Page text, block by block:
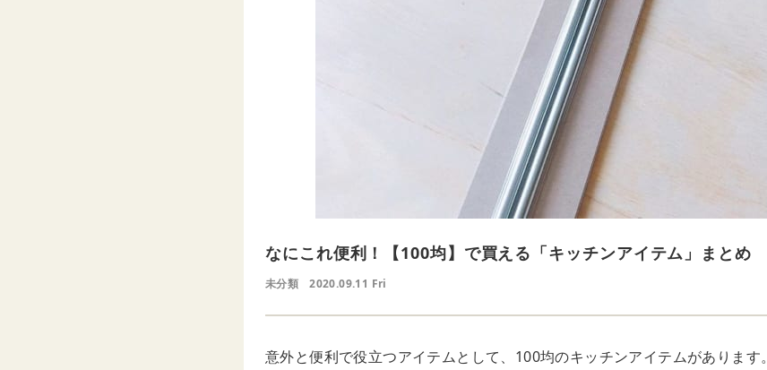
なにこれ便利！【100均】で買える「キッチンアイテム」まとめ
未分類 2020.09.11 Fri
意外と便利で役立つアイテムとして、100均のキッチンアイテムがあります。